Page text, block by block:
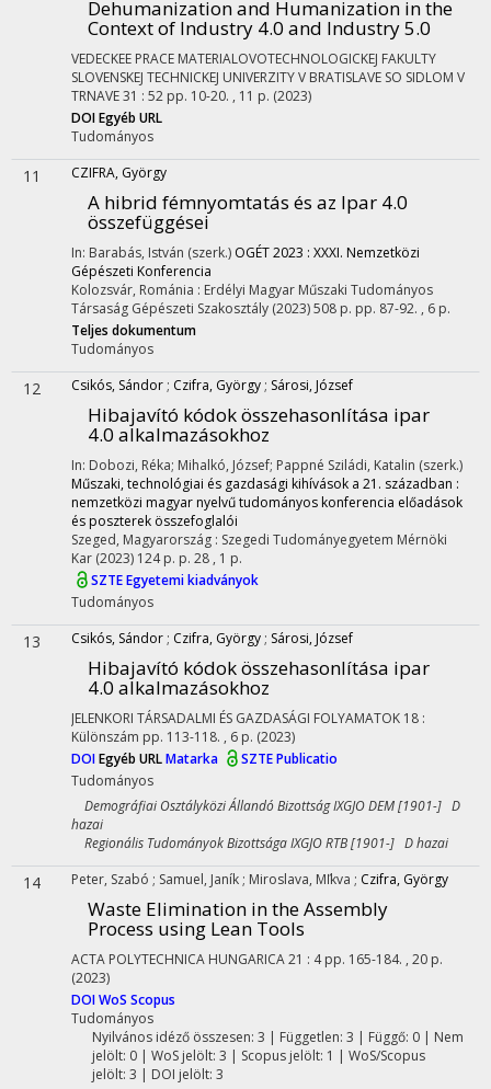
Dehumanization and Humanization in the
Context of Industry 4.0 and Industry 5.0
VEDECKEE PRACE MATERIALOVOTECHNOLOGICKEJ FAKULTY
SLOVENSKEJ TECHNICKEJ UNIVERZITY V BRATISLAVE SO SIDLOM V
TRNAVE31 : 52 pp. 10-20. , 11 p. (2023)
DOIEgyéb URL
Tudományos
11 CZIFRA, György
A hibrid fémnyomtatás és az Ipar 4.0
összefüggései
In: Barabás, István (szerk.) OGÉT 2023 : XXXI. Nemzetközi
Gépészeti Konferencia
Kolozsvár, Románia : Erdélyi Magyar Műszaki Tudományos
Társaság Gépészeti Szakosztály (2023)508 p. pp. 87-92. , 6 p.
Teljes dokumentum
Tudományos
12 Csikós, Sándor ; Czifra, György ; Sárosi, József
Hibajavító kódok összehasonlítása ipar
4.0 alkalmazásokhoz
In: Dobozi, Réka; Mihalkó, József; Pappné Sziládi, Katalin (szerk.)
Műszaki, technológiai és gazdasági kihívások a 21. században :
nemzetközi magyar nyelvű tudományos konferencia előadások
és poszterek összefoglalói
Szeged, Magyarország : Szegedi Tudományegyetem Mérnöki
Kar (2023) 124 p. p. 28 , 1 p.
SZTE Egyetemi kiadványok
Tudományos
13 Csikós, Sándor ; Czifra, György ; Sárosi, József
Hibajavító kódok összehasonlítása ipar
4.0 alkalmazásokhoz
JELENKORI TÁRSADALMI ÉS GAZDASÁGI FOLYAMATOK 18 :
Különszám pp. 113-118. , 6 p. (2023)
DOIEgyéb URLMatarka
SZTE Publicatio
Tudományos
Demográfiai Osztályközi Állandó Bizottság IXGJO DEM [1901-] D
hazai
Regionális Tudományok Bizottsága IXGJO RTB [1901-] D hazai
14 Peter, Szabó ; Samuel, Janík ; Miroslava, Mľkva ; Czifra, György
Waste Elimination in the Assembly
Process using Lean Tools
ACTA POLYTECHNICA HUNGARICA21 : 4 pp. 165-184. , 20 p.
(2023)
DOIWoS Scopus
Tudományos
Nyilvános idéző összesen: 3 | Független: 3 | Függő: 0 | Nem
jelölt: 0 | WoS jelölt: 3 | Scopus jelölt: 1 | WoS/Scopus
jelölt: 3 | DOI jelölt: 3